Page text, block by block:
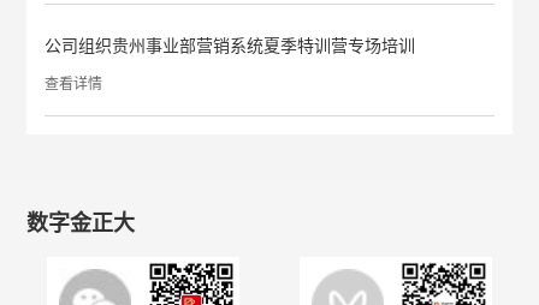
公司组织贵州事业部营销系统夏季特训营专场培训
查看详情
数字金正大